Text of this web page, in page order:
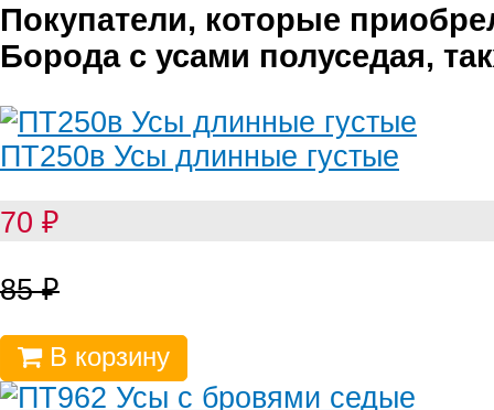
Покупатели, которые
Борода с усами полуседая,
ПТ250в Усы длинные густые
70 ₽
85₽
В корзину